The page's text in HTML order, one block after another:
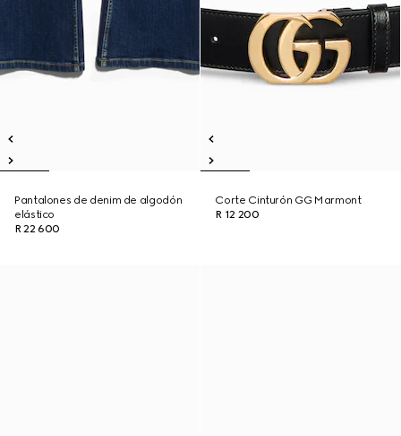
Pantalones de denim de algodón
elástico
R 22 600
Corte Cinturón GG Marmont
R 12 200